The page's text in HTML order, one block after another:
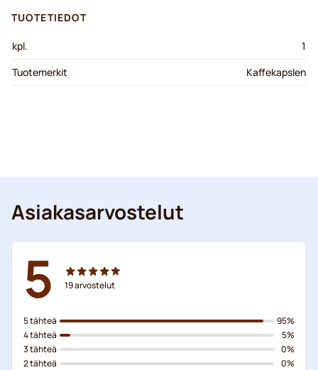
TUOTETIEDOT
kpl.
1
Tuotemerkit
Kaffekapslen
Asiakasarvostelut
5 19arvostelut
5 tähteä
4 tähteä
3 tähteä
2 tähteä
95%
5%
0%
0%